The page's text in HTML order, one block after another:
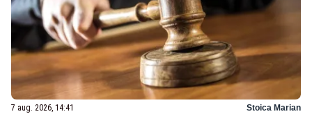
7 aug. 2026, 14:41 Stoica Marian